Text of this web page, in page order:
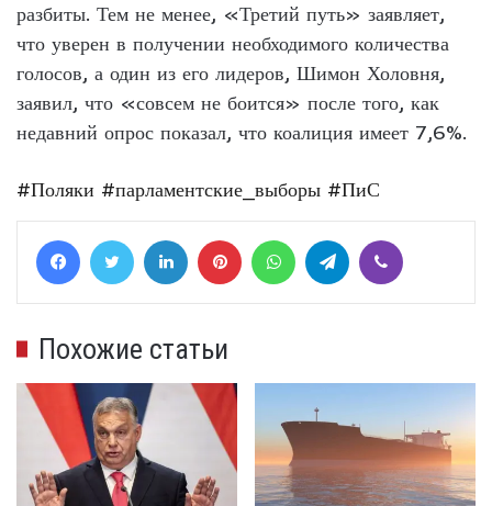
разбиты. Тем не менее, «Третий путь» заявляет,
что уверен в получении необходимого количества
голосов, а один из его лидеров, Шимон Холовня,
заявил, что «совсем не боится» после того, как
недавний опрос показал, что коалиция имеет 7,6%.
#Поляки #парламентские_выборы #ПиС
FacebookTwitter LinkedIn Pinterest WhatsAppTelegram
Похожие статьи